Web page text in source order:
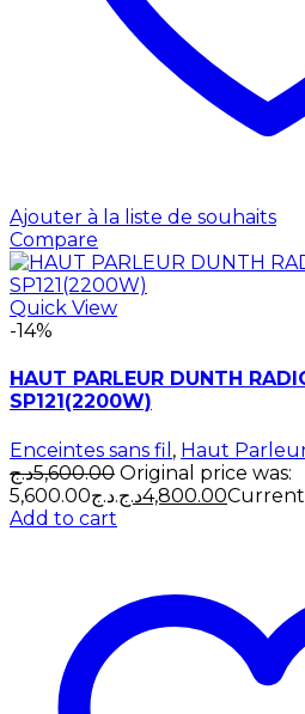
Ajouter à la liste de souhaits
Compare
Quick View
-14%
HAUT PARLEUR DUNTH
SP121(2200W)
Enceintes sans fil , Haut
5,600.00د.ج
Original price was:
5,600.00د.ج.
4,800.00د.ج
Add to cart